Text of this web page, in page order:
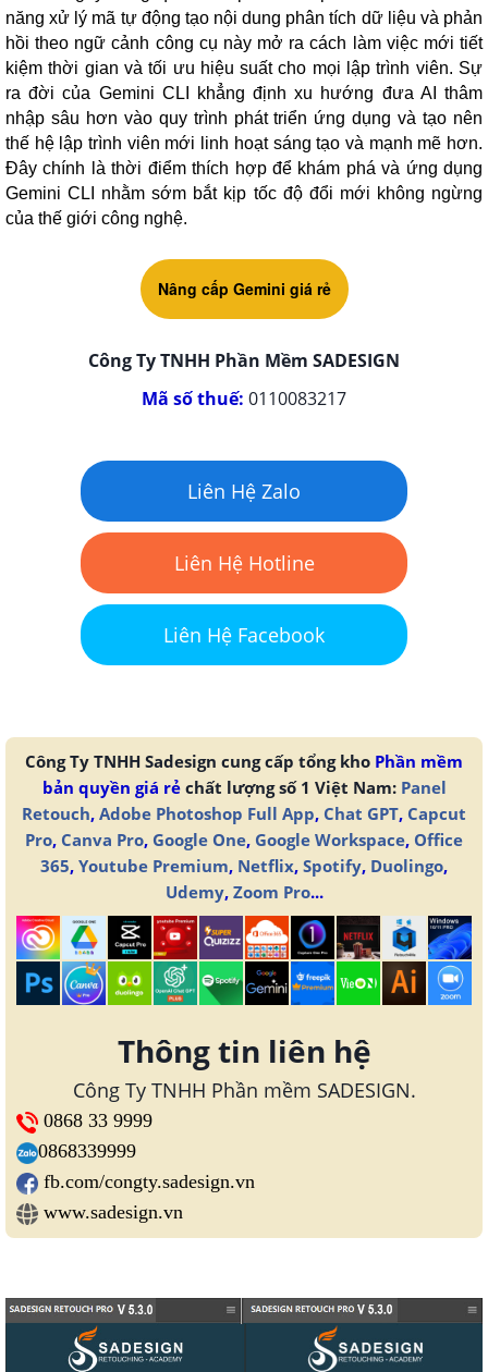
năng xử lý mã tự động tạo nội dung phân tích dữ liệu và phản
hồi theo ngữ cảnh công cụ này mở ra cách làm việc mới tiết
kiệm thời gian và tối ưu hiệu suất cho mọi lập trình viên. Sự
ra đời của Gemini CLI khẳng định xu hướng đưa AI thâm
nhập sâu hơn vào quy trình phát triển ứng dụng và tạo nên
thế hệ lập trình viên mới linh hoạt sáng tạo và mạnh mẽ hơn.
Đây chính là thời điểm thích hợp để khám phá và ứng dụng
Gemini CLI nhằm sớm bắt kịp tốc độ đổi mới không ngừng
của thế giới công nghệ.
Nâng cấp Gemini giá rẻ
Công Ty TNHH Phần Mềm SADESIGN
Mã số thuế: 0110083217
Liên Hệ Zalo
Liên Hệ Hotline
Liên Hệ Facebook
Công Ty TNHH Sadesign cung cấp tổng kho Phần mềm
bản quyền giá rẻchất lượng số 1 Việt Nam: Panel
Retouch, Adobe Photoshop Full App, Chat GPT, Capcut
Pro, Canva Pro, Google One, Google Workspace, Office
365, Youtube Premium, Netflix, Spotify, Duolingo,
Udemy, Zoom Pro...
Thông tin liên hệ
Công Ty TNHH Phần mềm SADESIGN.
0868 33 9999
0868339999
fb.com/congty.sadesign.vn
www.sadesign.vn